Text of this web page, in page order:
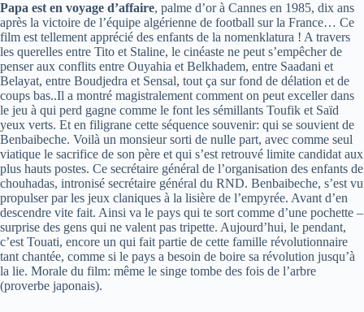
Papa est en voyage d’affaire, palme d’or à Cannes en 1985, dix ans
après la victoire de l’équipe algérienne de football sur la France… Ce
film est tellement apprécié des enfants de la nomenklatura ! A travers
les querelles entre Tito et Staline, le cinéaste ne peut s’empêcher de
penser aux conflits entre Ouyahia et Belkhadem, entre Saadani et
Belayat, entre Boudjedra et Sensal, tout ça sur fond de délation et de
coups bas..Il a montré magistralement comment on peut exceller dans
le jeu à qui perd gagne comme le font les sémillants Toufik et Saïd
yeux verts. Et en filigrane cette séquence souvenir: qui se souvient de
Benbaibeche. Voilà un monsieur sorti de nulle part, avec comme seul
viatique le sacrifice de son père et qui s’est retrouvé limite candidat aux
plus hauts postes. Ce secrétaire général de l’organisation des enfants de
chouhadas, intronisé secrétaire général du RND. Benbaibeche, s’est vu
propulser par les jeux claniques à la lisière de l’empyrée. Avant d’en
descendre vite fait. Ainsi va le pays qui te sort comme d’une pochette –
surprise des gens qui ne valent pas tripette. Aujourd’hui, le pendant,
c’est Touati, encore un qui fait partie de cette famille révolutionnaire
tant chantée, comme si le pays a besoin de boire sa révolution jusqu’à
la lie. Morale du film: même le singe tombe des fois de l’arbre
(proverbe japonais).